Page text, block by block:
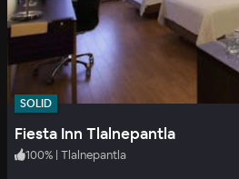
SOLID
Fiesta Inn Tlalnepantla
100% | Tlalnepantla